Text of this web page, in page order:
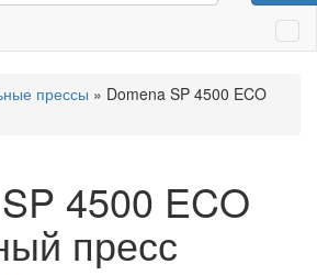
прессы » Domena SP 4500 ECO
4500 ECO
пресс